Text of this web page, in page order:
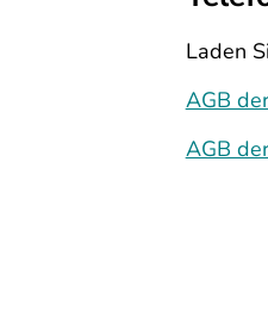
Laden
AGB
AGB